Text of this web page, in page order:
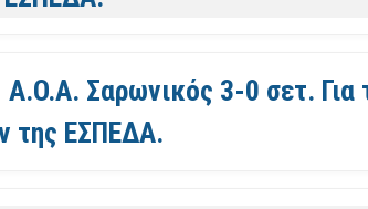
Α.Ο.Α. Σαρωνικός 3-0 σετ. Για
της ΕΣΠΕΔΑ.